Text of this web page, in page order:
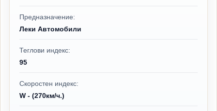
Предназначение:
Леки Автомобили
Теглови индекс:
95
Скоростен индекс:
W - (270км/ч.)